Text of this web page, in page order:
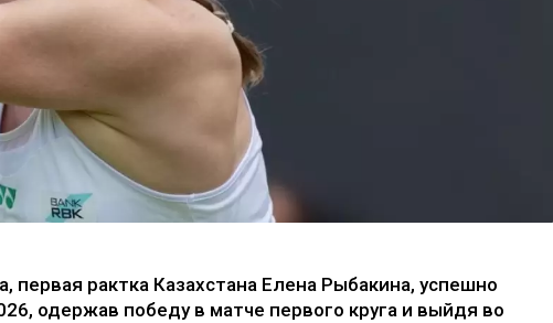
первая рактка Казахстана Елена Рыбакина, успешно
одержав победу в матче первого круга и выйдя во